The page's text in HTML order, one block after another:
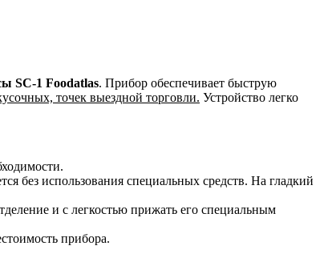
SC-1 Foodatlas. Прибор обеспечивает быструю
точек выездной торговли. Устройство легко
без использования специальных средств. На гладкий
и с легкостью прижать его специальным
прибора.